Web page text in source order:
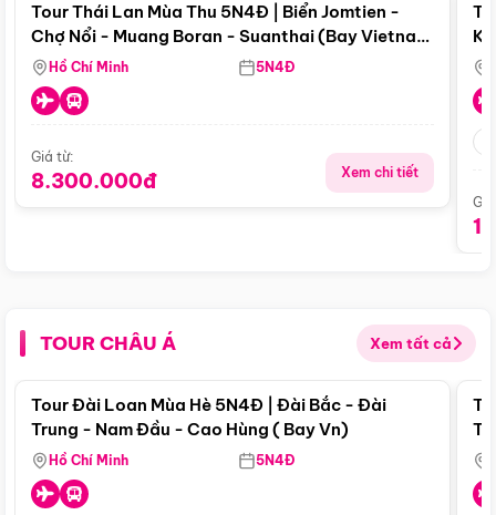
Tour Thái Lan Mùa Thu 5N4Đ | Biển Jomtien -
Chợ Nổi - Muang Boran - Suanthai (Bay Vietnam
Airlines)
Hồ Chí Minh 5N4Đ
Giá từ:
8.300.000đ Xem chi tiết
TOUR CHÂU Á Xem tất cả
Điểm nổi bật
Tour Đài Loan Mùa Hè 5N4Đ | Đài Bắc - Đài
Trung - Nam Đầu - Cao Hùng ( Bay Vn)
Hồ Chí Minh 5N4Đ